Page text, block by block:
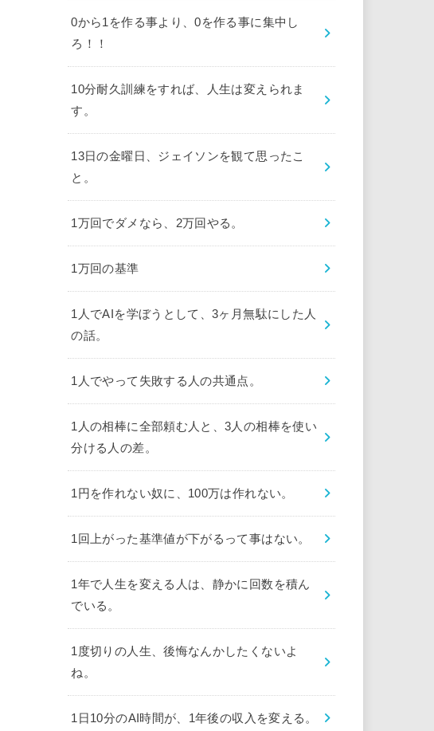
0から1を作る事より、0を作る事に集中し
ろ！！
10分耐久訓練をすれば、人生は変えられま
す。
13日の金曜日、ジェイソンを観て思ったこ
と。
1万回でダメなら、2万回やる。
1万回の基準
1人でAIを学ぼうとして、3ヶ月無駄にした人
の話。
1人でやって失敗する人の共通点。
1人の相棒に全部頼む人と、3人の相棒を使い
分ける人の差。
1円を作れない奴に、100万は作れない。
1回上がった基準値が下がるって事はない。
1年で人生を変える人は、静かに回数を積ん
でいる。
1度切りの人生、後悔なんかしたくないよ
ね。
1日10分のAI時間が、1年後の収入を変える。